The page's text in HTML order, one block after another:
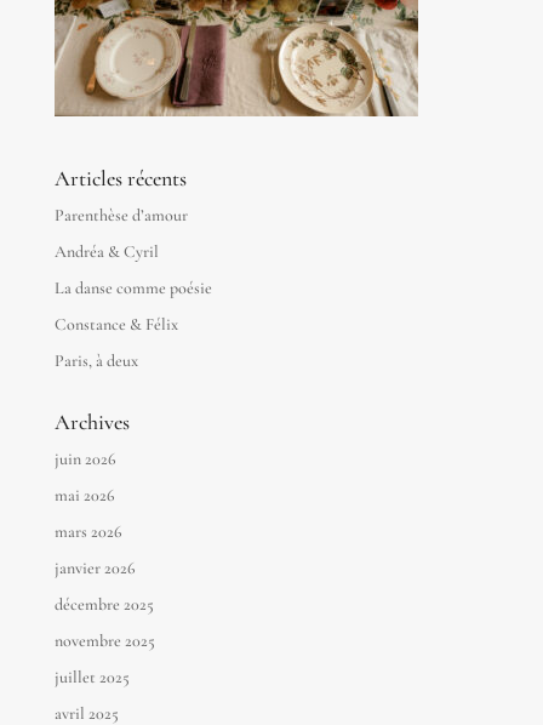
Articles récents
Parenthèse d’amour
Andréa & Cyril
La danse comme poésie
Constance & Félix
Paris, à deux
Archives
juin 2026
mai 2026
mars 2026
janvier 2026
décembre 2025
novembre 2025
juillet 2025
avril 2025